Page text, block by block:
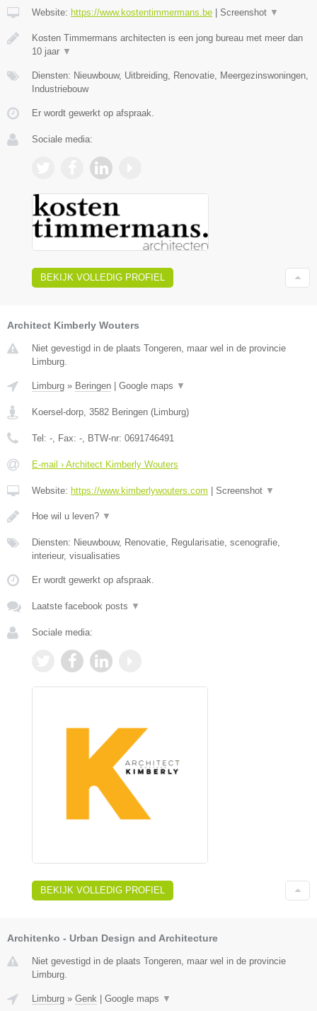
Website: https://www.kostentimmermans.be Screenshot ▼
Kosten Timmermans architecten is een jong bureau met meer dan
10 jaar ▼
Diensten: Nieuwbouw, Uitbreiding, Renovatie, Meergezinswoningen,
Industriebouw
Er wordt gewerkt op afspraak.
Sociale media:
BEKIJK VOLLEDIG PROFIEL
Architect Kimberly Wouters
Niet gevestigd in de plaats Tongeren, maar wel in de provincie
Limburg.
Limburg » Beringen Google maps ▼
Koersel-dorp, 3582 Beringen (Limburg)
Tel: -, Fax: -, BTW-nr: 0691746491
E-mail › Architect Kimberly Wouters
Website: https://www.kimberlywouters.com Screenshot ▼
Hoe wil u leven? ▼
Diensten: Nieuwbouw, Renovatie, Regularisatie, scenografie,
interieur, visualisaties
Er wordt gewerkt op afspraak.
Laatste facebook posts ▼
Sociale media:
BEKIJK VOLLEDIG PROFIEL
Architenko - Urban Design and Architecture
Niet gevestigd in de plaats Tongeren, maar wel in de provincie
Limburg.
Limburg » Genk Google maps ▼